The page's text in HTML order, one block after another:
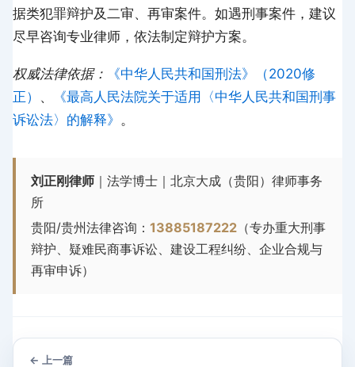
据类犯罪辩护及二审、再审案件。如遇刑事案件，建议
尽早咨询专业律师，依法制定辩护方案。
权威法律依据：
《中华人民共和国刑法》（2020修
正） 、
《最高人民法院关于适用〈中华人民共和国刑事
诉讼法〉的解释》 。
刘正刚律师 ｜法学博士｜北京大成（贵阳）律师事务
所
贵阳/贵州法律咨询：13885187222 （专办重大刑事
辩护、疑难民商事诉讼、建设工程纠纷、企业合规与
再审申诉）
← 上一篇